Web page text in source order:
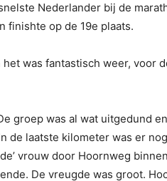
Nederlander bij de
finishte op de 19e plaats.
was fantastisch weer, voor
groep was al wat uitgedund
de laatste kilometer was er
vrouw door Hoornweg
De vreugde was groot.